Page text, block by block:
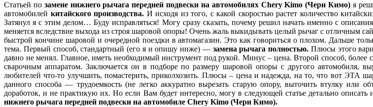
Статьей по замене нижнего рычага передней подвески на автомобилях Chery Kimo (Чери Кимо) я
автомобилей китайского производства. И исходя из того, с какой скоростью растет количество
Затянул я с этим делом… Буду исправляться! Могу сразу сказать, почему решил начать именно с
меняется вследствие выхода из строя шаровой опоры! Очень жаль выкидывать целый рычаг с отличным
быстрой кончине шаровой и очередной поездки в автомагазин. Это как говориться о плохом. Дальше
тема. Первый способ, стандартный (его я и опишу ниже) — замена рычага полностью. Плюсы этого
давно не менял. Главное, иметь необходимый инструмент под рукой. Минус – цена. Второй способ,
сварочным аппаратом. Заключается он в подборе по размеру шаровой опоры с другого автомобиля,
любителей что-то улучшить, помастерить, приколхозить. Плюсы – цена и надежда, на то, что вот ЭТА
данного способа — трудоемкость (не легко аккуратно вырезать старую опору, выточить втулку или
доработок, и не практикую их. Но если Вам будет интересно, могу в следующей статье детально
нижнего рычага передней подвески на автомобиле Chery Kimo (Чери Кимо).